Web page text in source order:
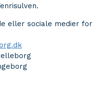
eller sociale medier for